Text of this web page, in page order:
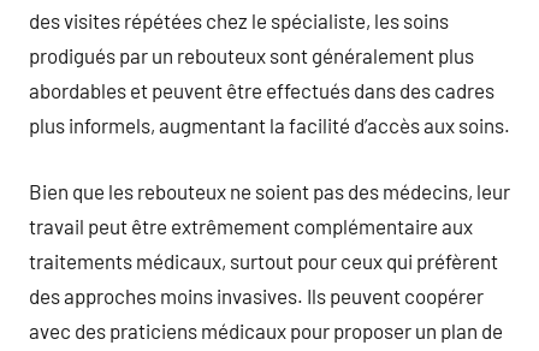
des visites répétées chez le spécialiste, les soins
prodigués par un rebouteux sont généralement plus
abordables et peuvent être effectués dans des cadres
plus informels, augmentant la facilité d’accès aux soins.
Bien que les rebouteux ne soient pas des médecins, leur
travail peut être extrêmement complémentaire aux
traitements médicaux, surtout pour ceux qui préfèrent
des approches moins invasives. Ils peuvent coopérer
avec des praticiens médicaux pour proposer un plan de